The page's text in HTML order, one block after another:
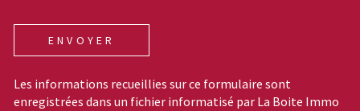
ENVOYER
Les informations recueillies sur ce formulaire sont
enregistrées dans un fichier informatisé par La Boite Immo